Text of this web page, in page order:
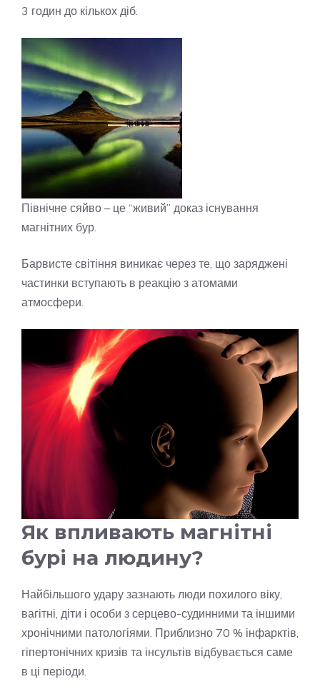
3 годин до кількох діб.
Північне сяйво – це “живий” доказ існування
магнітних бур.
Барвисте світіння виникає через те, що заряджені
частинки вступають в реакцію з атомами
атмосфери.
Як впливають магнітні
бурі на людину?
Найбільшого удару зазнають люди похилого віку,
вагітні, діти і особи з серцево-судинними та іншими
хронічними патологіями. Приблизно 70 % інфарктів,
гіпертонічних кризів та інсультів відбувається саме
в ці періоди.